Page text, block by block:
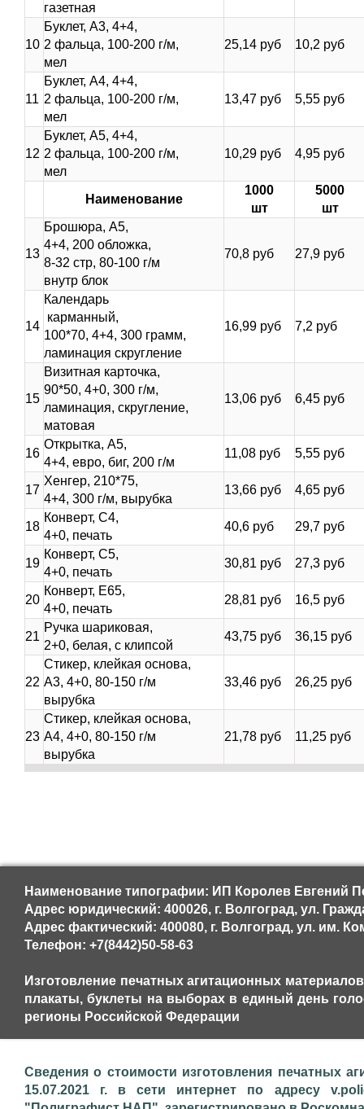
газетная
10
Буклет, А3, 4+4,
2 фальца, 100-200 г/м,
мел
25,14 руб 10,2 руб
11
Буклет, А4, 4+4,
2 фальца, 100-200 г/м,
мел
13,47 руб 5,55 руб
12
Буклет, А5, 4+4,
2 фальца, 100-200 г/м,
мел
10,29 руб 4,95 руб
Наименование
1000
шт
5000
шт
13
Брошюра, А5,
4+4, 200 обложка,
8-32 стр, 80-100 г/м
внутр блок
70,8 руб 27,9 руб
14
Календарь
карманный,
100*70, 4+4, 300 грамм,
ламинация скругление
16,99 руб 7,2 руб
15
Визитная карточка,
90*50, 4+0, 300 г/м,
ламинация, скругление,
матовая
13,06 руб 6,45 руб
16
Открытка, А5,
4+4, евро, биг, 200 г/м
11,08 руб 5,55 руб
17
Хенгер, 210*75,
4+4, 300 г/м, вырубка
13,66 руб 4,65 руб
18
Конверт, С4,
4+0, печать
40,6 руб 29,7 руб
19
Конверт, С5,
4+0, печать
30,81 руб 27,3 руб
20
Конверт, Е65,
4+0, печать
28,81 руб 16,5 руб
21
Ручка шариковая,
2+0, белая, с клипсой
43,75 руб 36,15 руб
22
Стикер, клейкая основа,
А3, 4+0, 80-150 г/м
вырубка
33,46 руб 26,25 руб
23
Стикер, клейкая основа,
А4, 4+0, 80-150 г/м
вырубка
21,78 руб 11,25 руб
Наименование типографии: ИП Королев Евгений
Адрес юридический: 400026, г. Волгоград, ул.
Адрес фактический: 400080, г. Волгоград, ул. им.
Телефон: +7(8442)50-58-63
Изготовление печатных агитационных
плакаты, буклеты на выборах в единый день
регионы Российской Федерации
Сведения о стоимости изготовления печатных
15.07.2021 г. в сети интернет по адресу